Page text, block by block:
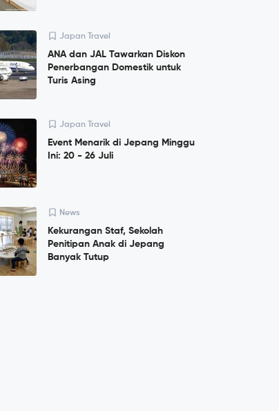
Japan Travel
ANA dan JAL Tawarkan Diskon
Penerbangan Domestik untuk
Turis Asing
Japan Travel
Event Menarik di Jepang Minggu
Ini: 20 - 26 Juli
News
Kekurangan Staf, Sekolah
Penitipan Anak di Jepang
Banyak Tutup